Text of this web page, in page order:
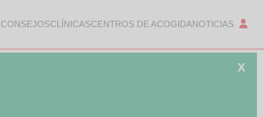
CLÍNICASCENTROS DE ACOGIDANOTICIAS
X